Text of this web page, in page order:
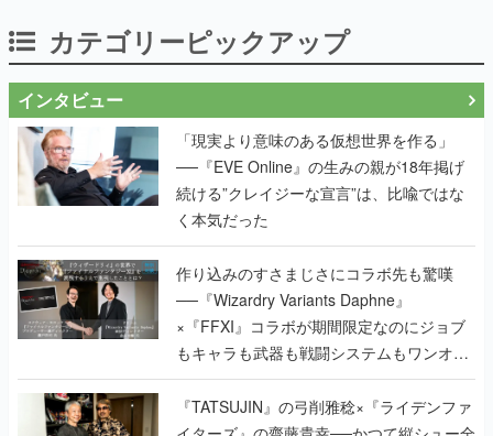
カテゴリーピックアップ
インタビュー
「現実より意味のある仮想世界を作る」
──『EVE Online』の生みの親が18年掲げ
続ける”クレイジーな宣言”は、比喩ではな
く本気だった
作り込みのすさまじさにコラボ先も驚嘆
──『Wizardry Variants Daphne』
×『FFXI』コラボが期間限定なのにジョブ
もキャラも武器も戦闘システムもワンオフ
で作り込まれた理由を両ディレクターに聞
く
『TATSUJIN』の弓削雅稔×『ライデンファ